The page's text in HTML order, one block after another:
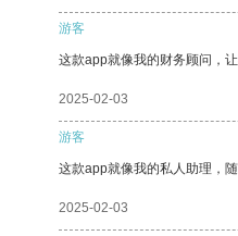
游客
这款app就像我的财务顾问，让
2025-02-03
游客
这款app就像我的私人助理，
2025-02-03